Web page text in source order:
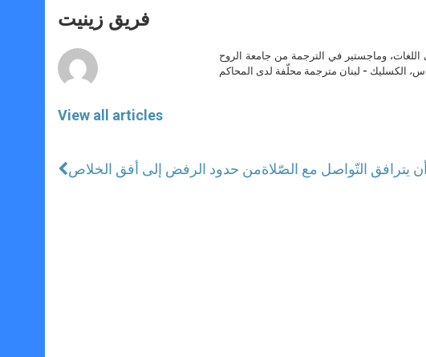
p
p
g
e
o
k
فريق زينيت
View all articles
وماجستير في الترجمة من جامعة الروح
الكسليك - لبنان مترجمة محلّفة لدى المحاكم
من حدود الرفض إلى أفق الخلاصيترافق التّواصل مع الصّلاة